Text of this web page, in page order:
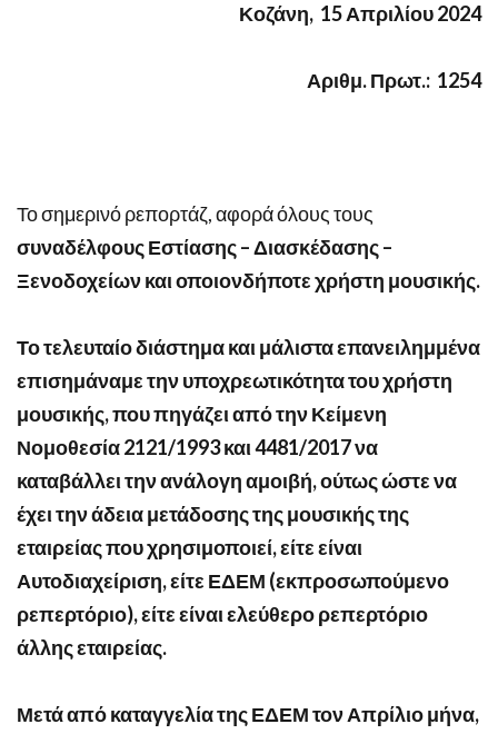
Κοζάνη, 15 Απριλίου 2024
Αριθμ. Πρωτ.: 1254
Το σημερινό ρεπορτάζ, αφορά όλους τους
συναδέλφους Εστίασης – Διασκέδασης –
Ξενοδοχείων και οποιονδήποτε χρήστη μουσικής.
Το τελευταίο διάστημα και μάλιστα επανειλημμένα
επισημάναμε την υποχρεωτικότητα του χρήστη
μουσικής, που πηγάζει από την Κείμενη
Νομοθεσία 2121/1993 και 4481/2017 να
καταβάλλει την ανάλογη αμοιβή, ούτως ώστε να
έχει την άδεια μετάδοσης της μουσικής της
εταιρείας που χρησιμοποιεί, είτε είναι
Αυτοδιαχείριση, είτε ΕΔΕΜ (εκπροσωπούμενο
ρεπερτόριο), είτε είναι ελεύθερο ρεπερτόριο
άλλης εταιρείας.
Μετά από καταγγελία της ΕΔΕΜ τον Απρίλιο μήνα,